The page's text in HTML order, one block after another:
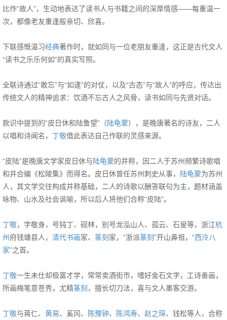
比作“故人”，生动地表达了读书人与书籍之间的深厚情感——每重温一
次，都像老友重逢般亲切、欣喜。
下联感慨温习经典著作时，就如同与一位老朋友重逢，这正是古代文人
“读书之乐乐何如”的真实写照。
全联诗通过“敢忘”与“如逢”的对仗，以及“古态”与“故人”的呼应，传达出
传统文人的精神追求：饮酒不忘古人之风骨，读书如同与先贤对话。
款识中提到的“皮日休和陆鲁望”（陆龟蒙），是晚唐著名的诗友，二人
以唱和诗闻名， 丁敬借此表达自己作联的灵感来源。
“皮陆”是晚唐文学家皮日休与陆龟蒙的并称，因二人于苏州频繁诗歌唱
和并合编《松陵集》而得名。皮日休曾任苏州刺史从事，
陆龟蒙为苏州
人，其文学交往构成并称基础，二人的诗歌以酬答联句为主，题材涵盖
咏物、山水及社会讽喻，所以后人将他们合称“皮陆”。
丁敬，字敬身，号钝丁、砚林，别号龙泓山人、孤云、石叟等，浙江杭
州 府钱塘县人， 清代书画家、 篆刻 家，“浙派篆刻”开山鼻祖，“西泠八
家”之首。
丁敬一生未仕却极富才学，常常卖酒街市，嗜好金石文字，工诗善画，
所画梅笔意苍秀，尤精篆刻 ，擅长切刀法，喜与文人墨客交游。
丁敬与蒋仁、 黄易、奚冈、 陈豫钟、 陈鸿寿、 赵之琛、钱松等人，合称